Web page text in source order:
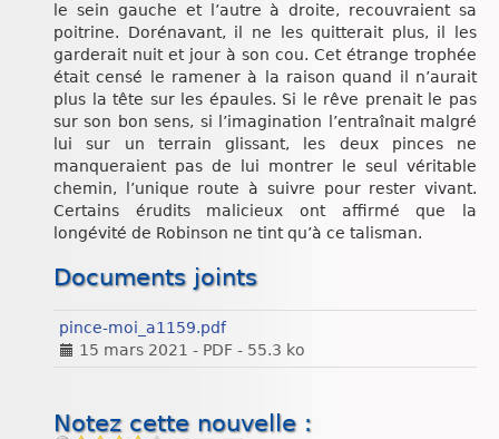
le sein gauche et l’autre à droite, recouvraient sa
poitrine. Dorénavant, il ne les quitterait plus, il les
garderait nuit et jour à son cou. Cet étrange trophée
était censé le ramener à la raison quand il n’aurait
plus la tête sur les épaules. Si le rêve prenait le pas
sur son bon sens, si l’imagination l’entraînait malgré
lui sur un terrain glissant, les deux pinces ne
manqueraient pas de lui montrer le seul véritable
chemin, l’unique route à suivre pour rester vivant.
Certains érudits malicieux ont affirmé que la
longévité de Robinson ne tint qu’à ce talisman.
Documents joints
pince-moi_a1159.pdf
15 mars 2021 - PDF - 55.3 ko
Notez cette nouvelle :